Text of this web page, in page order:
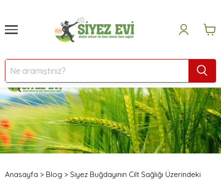
Anasayfa > Blog > Siyez Buğdayının Cilt Sağlığı Üzerindeki